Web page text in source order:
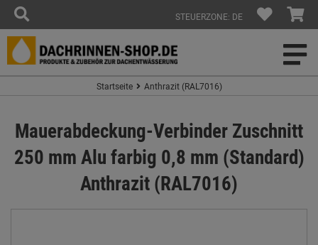
STEUERZONE: DE
Startseite Anthrazit (RAL7016)
Mauerabdeckung-Verbinder Zuschnitt
250 mm Alu farbig 0,8 mm (Standard)
Anthrazit (RAL7016)